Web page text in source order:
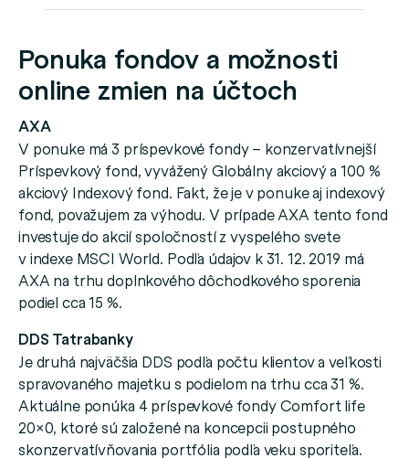
Ponuka fondov a možnosti
online zmien na účtoch
AXA
V ponuke má 3 príspevkové fondy – konzervatívnejší
Príspevkový fond, vyvážený Globálny akciový a 100 %
akciový Indexový fond. Fakt, že je v ponuke aj indexový
fond, považujem za výhodu. V prípade AXA tento fond
investuje do akcií spoločností z vyspelého svete
v indexe MSCI World. Podľa údajov k 31. 12. 2019 má
AXA na trhu doplnkového dôchodkového sporenia
podiel cca 15 %.
DDS Tatrabanky
Je druhá najväčšia DDS podľa počtu klientov a veľkosti
spravovaného majetku s podielom na trhu cca 31 %.
Aktuálne ponúka 4 príspevkové fondy Comfort life
20×0, ktoré sú založené na koncepcii postupného
skonzervatívňovania portfólia podľa veku sporiteľa.